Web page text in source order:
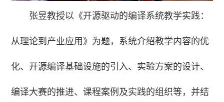
张昱教授以《开源驱动的编译系统教学实践：
从理论到产业应用》为题，系统介绍教学内容的优
化、开源编译基础设施的引入、实验方案的设计、
编译大赛的推进、课程案例及实践的组织等，并结